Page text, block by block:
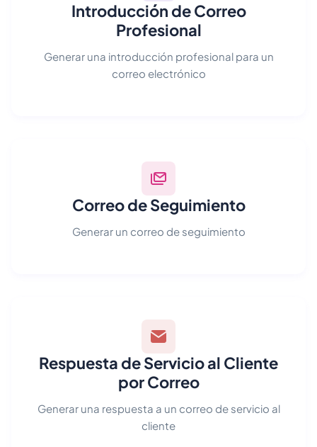
Introducción de Correo
Profesional
Generar una introducción profesional para un
correo electrónico
Correo de Seguimiento
Generar un correo de seguimiento
Respuesta de Servicio al Cliente
por Correo
Generar una respuesta a un correo de servicio al
cliente